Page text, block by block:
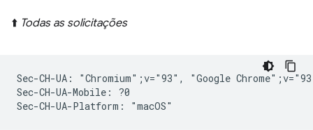
⬆️ Todas as solicitações
Sec-CH-UA: "Chromium";v="93", "Google
Sec-CH-UA-Mobile: ?0